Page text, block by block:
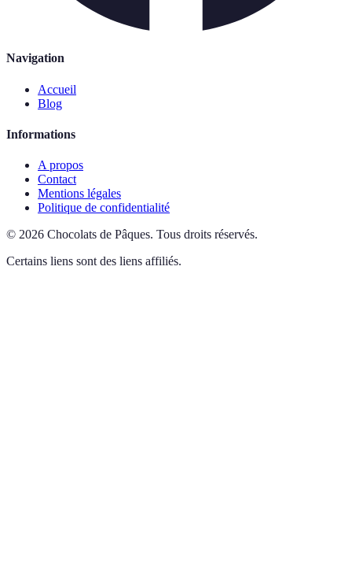
Navigation
Accueil
Blog
Informations
A propos
Contact
Mentions légales
Politique de confidentialité
© 2026 Chocolats de Pâques. Tous droits réservés.
Certains liens sont des liens affiliés.